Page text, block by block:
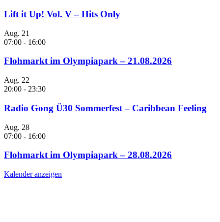
Lift it Up! Vol. V – Hits Only
Aug. 21
07:00 - 16:00
Flohmarkt im Olympiapark – 21.08.2026
Aug. 22
20:00 - 23:30
Radio Gong Ü30 Sommerfest – Caribbean Feeling
Aug. 28
07:00 - 16:00
Flohmarkt im Olympiapark – 28.08.2026
Kalender anzeigen